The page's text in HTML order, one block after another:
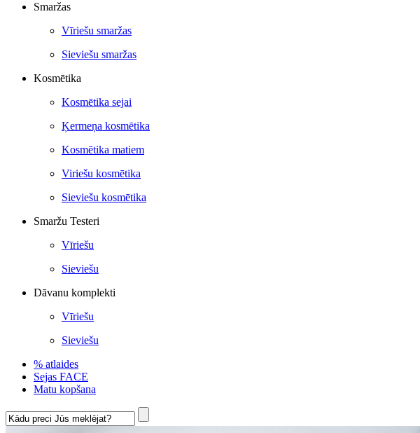
Smaržas
Vīriešu smaržas
Sieviešu smaržas
Kosmētika
Kosmētika sejai
Ķermeņa kosmētika
Kosmētika matiem
Viriešu kosmētika
Sieviešu kosmētika
Smaržu Testeri
Vīriešu
Sieviešu
Dāvanu komplekti
Vīriešu
Sieviešu
% atlaides
Sejas FACE
Matu kopšana